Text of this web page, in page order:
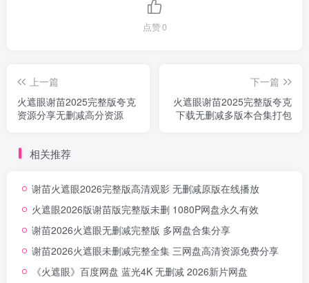
点赞0
上一篇
火遮眼谢苗2025完整版夸克
资源分享无删减高分资源
下一篇
火遮眼谢苗2025完整版夸克
下载无删减多版本合集打包
相关推荐
谢苗火遮眼2026完整版高清观影 无删减原版在线播放
火遮眼2026版谢苗版完整版未删 1080P网盘永久有效
谢苗2026火遮眼无删减完整版 多网盘合集分享
谢苗2026火遮眼未删减完整全集 三网盘高清资源免费分享
《火遮眼》百度网盘 蓝光4K 无删减 2026新片网盘